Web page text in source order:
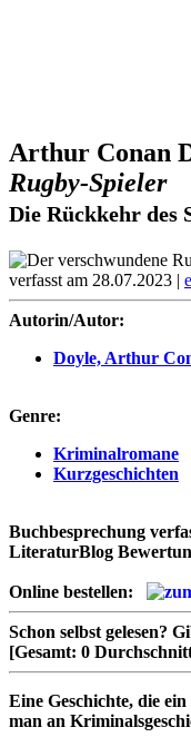
Arthur Conan
Rugby-Spieler
Die Rückkehr des
verfasst am 28.07.2023 |
Autorin/Autor:
Doyle, Arthur
Genre:
Kriminalromane
Kurzgeschichten
Buchbesprechung
LiteraturBlog
Online bestellen:
Schon selbst gelesen?
[Gesamt: 0
Eine Geschichte, die
man an